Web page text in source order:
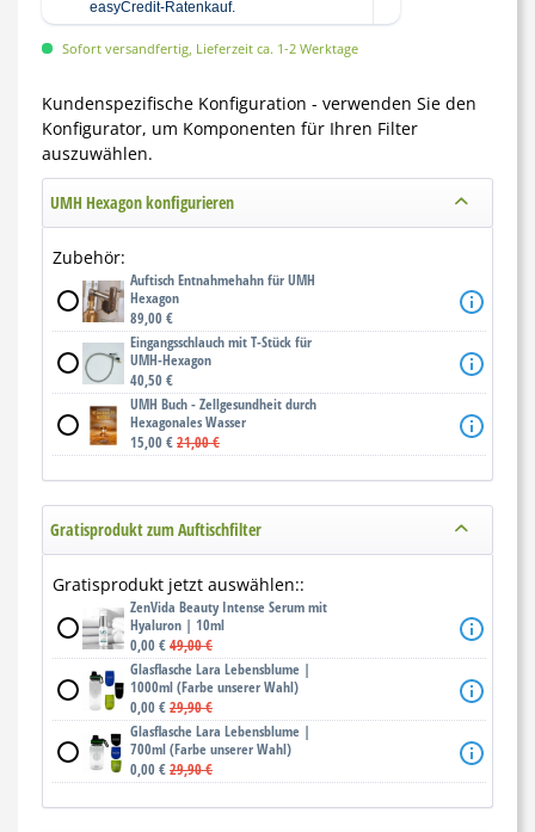
Sofort versandfertig, Lieferzeit ca. 1-2 Werktage
Kundenspezifische Konfiguration - verwenden Sie den
Konfigurator, um Komponenten für Ihren Filter
auszuwählen.
UMH Hexagon konfigurieren
Zubehör:
Auftisch Entnahmehahn für UMH
Hexagon
89,00 €
Eingangsschlauch mit T-Stück für
UMH-Hexagon
40,50 €
UMH Buch - Zellgesundheit durch
Hexagonales Wasser
15,00 €21,00 €
Gratisprodukt zum Auftischfilter
Gratisprodukt jetzt auswählen::
ZenVida Beauty Intense Serum mit
Hyaluron | 10ml
0,00 €49,00 €
Glasflasche Lara Lebensblume |
1000ml (Farbe unserer Wahl)
0,00 €29,90 €
Glasflasche Lara Lebensblume |
700ml (Farbe unserer Wahl)
0,00 €29,90 €